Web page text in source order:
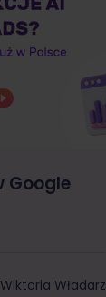
Google
Wiktoria Władarz